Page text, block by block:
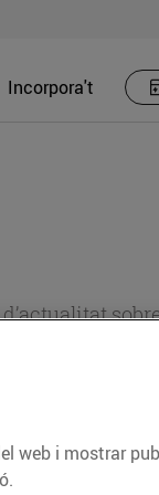
Incorpora't
GASTRONOMIA I
web i mostrar